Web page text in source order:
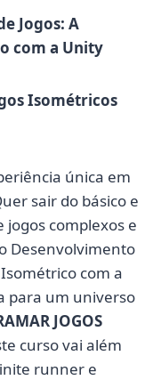
Jogos: A
com a Unity
Isométricos
única em
sair do básico e
complexos e
Desenvolvimento
com a
para um universo
JOGOS
curso vai além
runner e